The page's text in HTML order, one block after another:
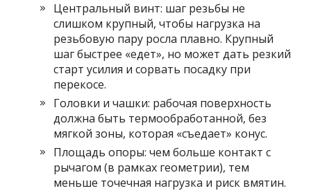
Центральный винт: шаг резьбы не
слишком крупный, чтобы нагрузка на
резьбовую пару росла плавно. Крупный
шаг быстрее «едет», но может дать резкий
старт усилия и сорвать посадку при
перекосе.
Головки и чашки: рабочая поверхность
должна быть термообработанной, без
мягкой зоны, которая «съедает» конус.
Площадь опоры: чем больше контакт с
рычагом (в рамках геометрии), тем
меньше точечная нагрузка и риск вмятин.